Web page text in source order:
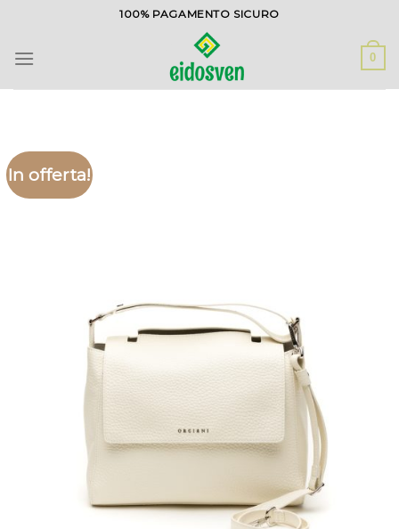
contenuti
100% PAGAMENTO SICURO
0
In offerta!